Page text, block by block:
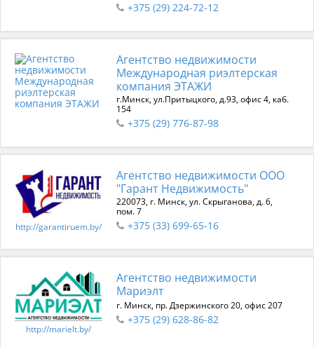
+375 (29) 224-72-12
Агентство недвижимости
Международная риэлтерская
компания ЭТАЖИ
г.Минск, ул.Притыцкого, д.93, офис 4, каб.
154
+375 (29) 776-87-98
http://garantiruem.by/
Агентство недвижимости ООО
"Гарант Недвижимость"
220073, г. Минск, ул. Скрыганова, д. 6,
пом. 7
+375 (33) 699-65-16
http://marielt.by/
Агентство недвижимости
Мариэлт
г. Минск, пр. Дзержинского 20, офис 207
+375 (29) 628-86-82